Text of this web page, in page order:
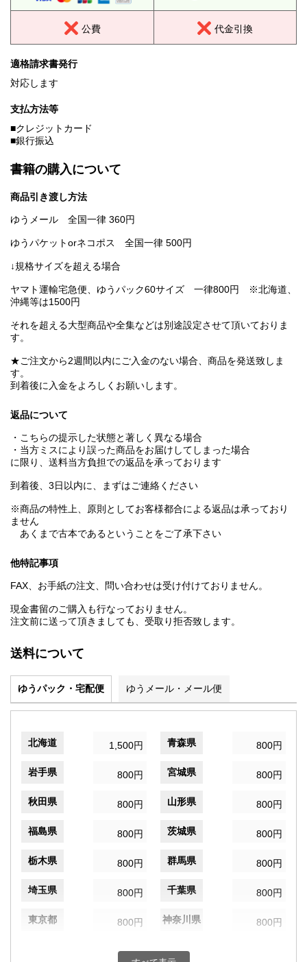
公費 代金引換
適格請求書発行
対応します
支払方法等
■クレジットカード
■銀行振込
書籍の購入について
商品引き渡し方法
ゆうメール 全国一律 360円
ゆうパケットorネコポス 全国一律 500円
↓規格サイズを超える場合
ヤマト運輸宅急便、ゆうパック60サイズ 一律800円 ※北海道、
沖縄等は1500円
それを超える大型商品や全集などは別途設定させて頂いておりま
す。
★ご注文から2週間以内にご入金のない場合、商品を発送致しま
す。
到着後に入金をよろしくお願いします。
返品について
・こちらの提示した状態と著しく異なる場合
・当方ミスにより誤った商品をお届けしてしまった場合
に限り、送料当方負担での返品を承っております
到着後、3日以内に、まずはご連絡ください
※商品の特性上、原則としてお客様都合による返品は承っており
ません
あくまで古本であるということをご了承下さい
他特記事項
FAX、お手紙の注文、問い合わせは受け付けておりません。
現金書留のご購入も行なっておりません。
注文前に送って頂きましても、受取り拒否致します。
送料について
ゆうパック・宅配便 ゆうメール・メール便
北海道 1,500円 青森県 800円
岩手県 800円 宮城県 800円
秋田県 800円 山形県 800円
福島県 800円 茨城県 800円
栃木県 800円 群馬県 800円
埼玉県 800円 千葉県 800円
東京都 800円 神奈川県 800円
800円 富山県